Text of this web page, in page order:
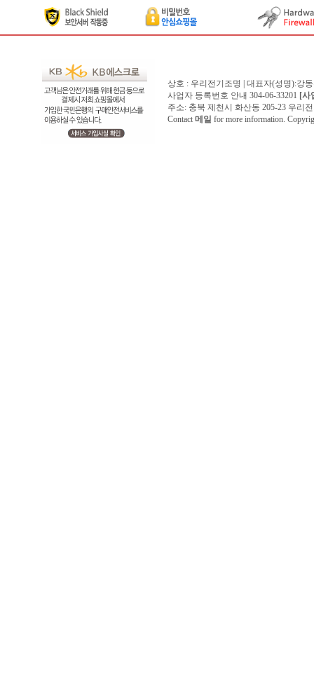
상호 : 우리전기조명 | 대표자(성명):강
사업자 등록번호 안내 304-06-33201 [사
주소: 충북 제천시 화산동 205-23 우리
Contact 메일 for more information.